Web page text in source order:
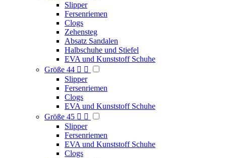
Slipper
Fersenriemen
Clogs
Zehensteg
Absatz Sandalen
Halbschuhe und Stiefel
EVA und Kunststoff Schuhe
Größe 44  
Slipper
Fersenriemen
Clogs
EVA und Kunststoff Schuhe
Größe 45  
Slipper
Fersenriemen
EVA und Kunststoff Schuhe
Clogs